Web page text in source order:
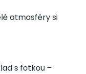
atmosféry si
s fotkou –